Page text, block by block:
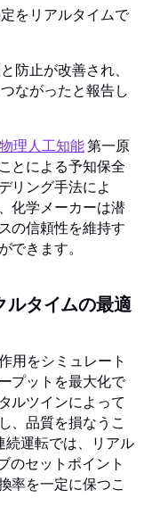
をリアルタイムで
防止が改善され、
ながったと報告し
物理人工知能第一原
とによる予知保全
リング手法によ
化学メーカーは潜
の信頼性を維持す
できます。
ルタイムの最適
用をシミュレート
プットを最大化で
ルツインによって
、品質を損なうこ
続運転では、リアル
のセットポイント
率を一定に保つこ